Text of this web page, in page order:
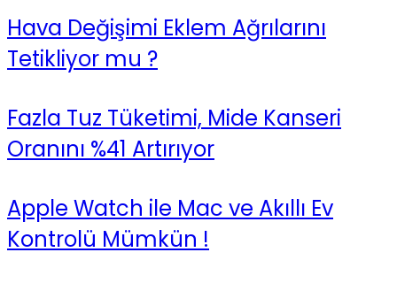
Hava Değişimi Eklem Ağrılarını
Tetikliyor mu ?
Fazla Tuz Tüketimi, Mide Kanseri
Oranını %41 Artırıyor
Apple Watch ile Mac ve Akıllı Ev
Kontrolü Mümkün !